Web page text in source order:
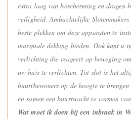
extra laag van bescherming en dragen
veiligheid. Ambachtelijke
beste plekken om deze apparaten te
maximale dekking bieden. Ook kunt u
verlichting die reageert op beweging
uw huis te verlichten. Tot slot is het
buurtbewoners op de hoogte te
en samen een buurtwacht te vormen
Wat moet ik doen bij een inbraak in